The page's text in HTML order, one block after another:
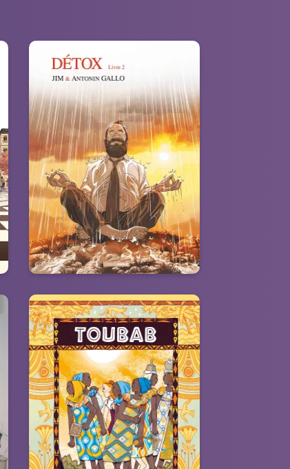
Detox
Vol. 02/2
Date de parution :
30/09/2020
“Il y a-t-il une vie sans la 4G ?”
Toubab
Tome 01
Date de parution :
21/02/2024
Un voyage initiatique sensuel et
envoutant.